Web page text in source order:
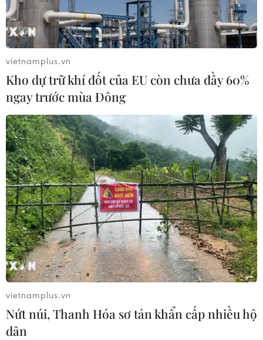
vietnamplus.vn
Kho dự trữ khí đốt của EU còn chưa đầy 60%
ngay trước mùa Đông
vietnamplus.vn
Nứt núi, Thanh Hóa sơ tán khẩn cấp nhiều hộ
dân